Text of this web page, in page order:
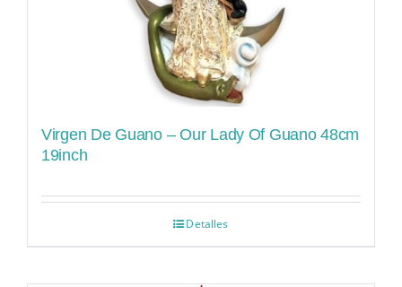
Virgen De Guano – Our Lady Of Guano 48cm
19inch
Detalles